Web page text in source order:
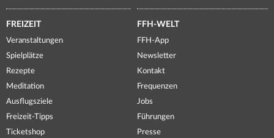
FREIZEIT
Veranstaltungen
Spielplätze
Rezepte
Meditation
Ausflugsziele
Freizeit-Tipps
Ticketshop
FFH-WELT
FFH-App
Newsletter
Kontakt
Frequenzen
Jobs
Führungen
Presse